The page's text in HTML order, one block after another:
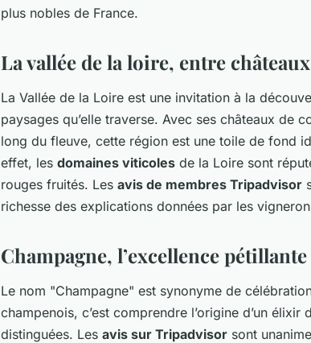
plus nobles de France.
La vallée de la loire, entre
La Vallée de la Loire est une invitation à la
paysages qu’elle traverse. Avec ses châteaux de
long du fleuve, cette région est une toile de fond
effet, les domaines viticoles de la Loire sont
rouges fruités. Les avis de membres Tripadvisor
richesse des explications données par les
Champagne, l’excellence pétillante
Le nom "Champagne" est synonyme de
champenois, c’est comprendre l’origine d’un
distinguées. Les avis sur Tripadvisor sont